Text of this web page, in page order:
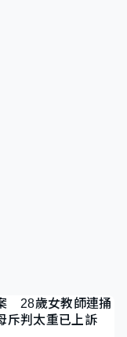
28歲女教師連捅
判太重已上訴